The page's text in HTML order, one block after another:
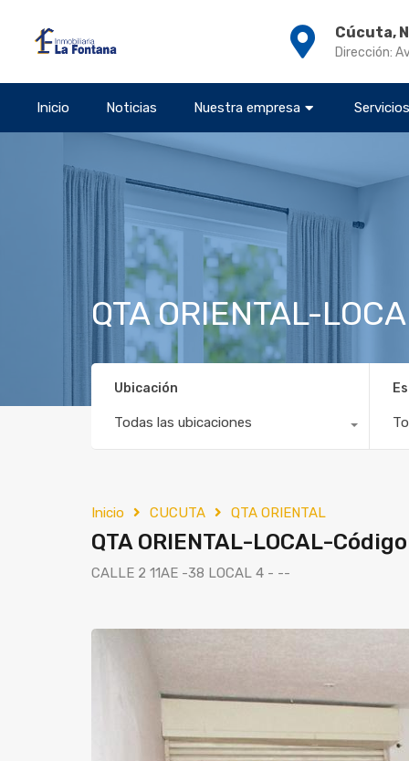
Cúcuta,
Dirección:
Inicio Noticias Nuestra empresa Servicios
QTA ORIENTAL-
Ubicación
Todas las ubicaciones
Inicio CUCUTA QTA ORIENTAL
QTA ORIENTAL-LOCAL-
CALLE 2 11AE -38 LOCAL 4 - --